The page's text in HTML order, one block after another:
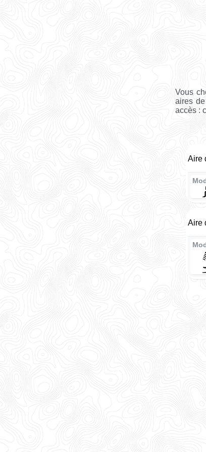
Vous
aires
accès :
Aire
Aire